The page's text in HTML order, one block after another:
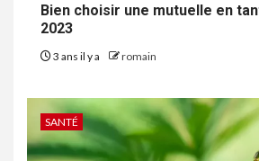
Bien choisir une mutuelle en
2023
3 ans il y a romain
SANTÉ